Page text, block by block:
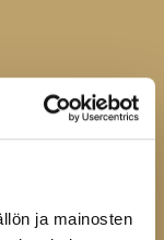
ja mainosten